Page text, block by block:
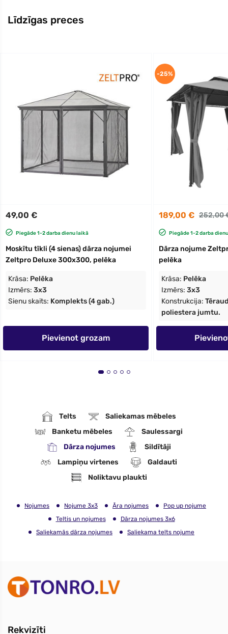
Līdzīgas preces
49,00 €
Piegāde 1-2 darba dienu laikā
Moskītu tīkli (4 sienas) dārza nojumei
Zeltpro Deluxe 300x300, pelēka
Krāsa: Pelēka
Izmērs: 3x3
Sienu skaits: Komplekts (4 gab.)
Pievienot grozam
189,00 € 252,00
Piegāde 1-2 darba
Dārza nojume
pelēka
Krāsa: Pelēka
Izmērs: 3x3
Konstrukcija:
poliestera jumtu.
-25%
Telts
Saliekamas mēbeles
Banketu mēbeles
Saulessargi
Dārza nojumes
Sildītāji
Lampiņu virtenes
Galdauti
Noliktavu plaukti
Nojumes Nojume 3x3 Āra nojumes
Pop up nojume
Teltis un nojumes
Dārza nojumes 3x6
Saliekamās dārza nojumes
Saliekama telts nojume
Rekvizīti